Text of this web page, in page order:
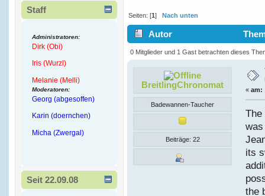
Staff
Administratoren:
Dirk (Obi)
Iris (Wurzl)
Melanie (Melli)
Moderatoren:
Georg (abgesoffen)
Karin (doernchen)
Micha (Zwergal)
Seit 22.09.08
Seiten: [1]Nach unten
Autor
7546 mal)
0 Mitglieder und 1 Gast betrachten dieses
BreitlingChronomat
Badewannen-Taucher
Beiträge: 22
« am:
The
its
the